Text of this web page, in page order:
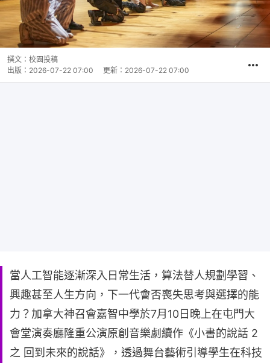
撰文： 校園投稿
出版： 2026-07-22 07:00 更新： 2026-07-22 07:00
當人工智能逐漸深入日常生活，算法替人規劃學習、
興趣甚至人生方向，下一代會否喪失思考與選擇的能
力？加拿大神召會嘉智中學於7月10日晚上在屯門大
會堂演奏廳隆重公演原創音樂劇續作《小書的說話 2
之 回到未來的說話》，透過舞台藝術引導學生在科技